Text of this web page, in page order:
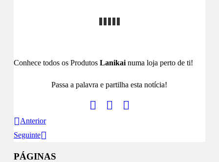
Conhece todos os Produtos Lanikai numa loja perto de ti!
Passa a palavra e partilha esta notícia!
Anterior
Seguinte
PÁGINAS